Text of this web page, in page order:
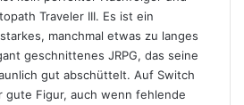
Traveler III. Es ist ein
manchmal etwas zu langes
geschnittenes JRPG, das seine
gut abschüttelt. Auf Switch
gute Figur, auch wenn fehlende